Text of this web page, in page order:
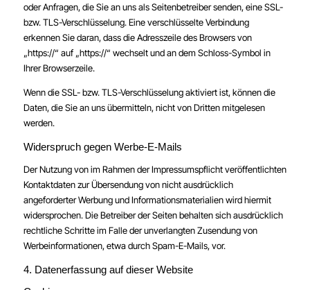
oder Anfragen, die Sie an uns als Seitenbetreiber senden, eine SSL-
bzw. TLS-Verschlüsselung. Eine verschlüsselte Verbindung
erkennen Sie daran, dass die Adresszeile des Browsers von
„https://“ auf „https://“ wechselt und an dem Schloss-Symbol in
Ihrer Browserzeile.
Wenn die SSL- bzw. TLS-Verschlüsselung aktiviert ist, können die
Daten, die Sie an uns übermitteln, nicht von Dritten mitgelesen
werden.
Widerspruch gegen Werbe-E-Mails
Der Nutzung von im Rahmen der Impressumspflicht veröffentlichten
Kontaktdaten zur Übersendung von nicht ausdrücklich
angeforderter Werbung und Informationsmaterialien wird hiermit
widersprochen. Die Betreiber der Seiten behalten sich ausdrücklich
rechtliche Schritte im Falle der unverlangten Zusendung von
Werbeinformationen, etwa durch Spam-E-Mails, vor.
4. Datenerfassung auf dieser Website